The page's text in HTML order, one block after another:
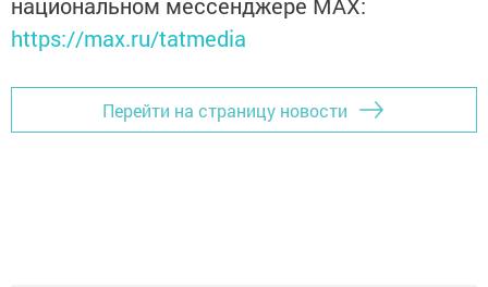
национальном мессенджере MАХ:
https://max.ru/tatmedia
Перейти на страницу новости